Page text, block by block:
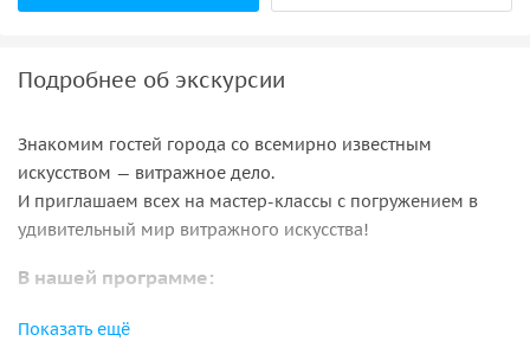
Подробнее об экскурсии
Знакомим гостей города со всемирно известным
искусством — витражное дело.
И приглашаем всех на мастер-классы с погружением в
удивительный мир витражного искусства!
В нашей программе:
• Онлайн-экскурсия о витражных традициях в
Показать ещё